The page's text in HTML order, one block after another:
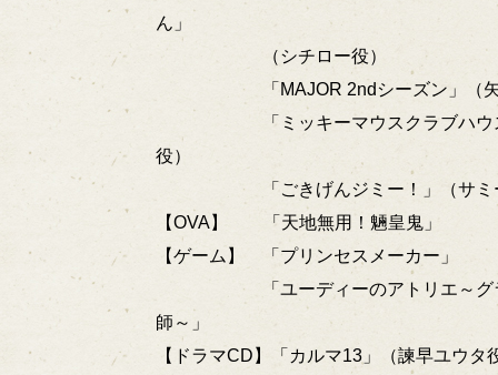
ん」
（シチロー役）
「MAJOR 2ndシーズン」（矢
「ミッキーマウスクラブハウス
役）
「ごきげんジミー！」（サミ
【OVA】 「天地無用！魎皇鬼」
【ゲーム】 「プリンセスメーカー」
「ユーディーのアトリエ～グラ
師～」
【ドラマCD】「カルマ13」（諫早ユウタ